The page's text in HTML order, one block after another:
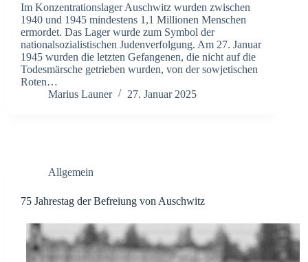
Im Konzentrationslager Auschwitz wurden zwischen
1940 und 1945 mindestens 1,1 Millionen Menschen
ermordet. Das Lager wurde zum Symbol der
nationalsozialistischen Judenverfolgung. Am 27. Januar
1945 wurden die letzten Gefangenen, die nicht auf die
Todesmärsche getrieben wurden, von der sowjetischen
Roten…
Marius Launer
27. Januar 2025
Allgemein
75 Jahrestag der Befreiung von Auschwitz